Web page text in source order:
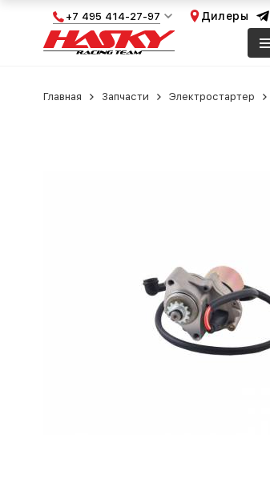
+7 495 414-27-97 Дилеры
Главная Запчасти Электростартер